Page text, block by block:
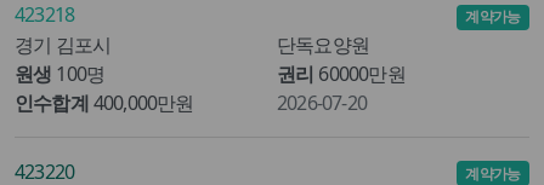
423218
경기 김포시
단독요양원
원생 100명 권리 60000만원
인수합계400,000만원
계약가능
2026-07-20
423220
계약가능